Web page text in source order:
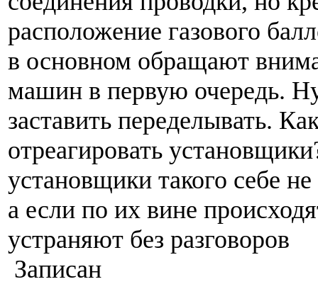
расположение газового
в основном обращают
машин в первую очередь.
заставить переделывать.
отреагировать
установщики такого себе
а если по их вине
устраняют без разговоров
Записан